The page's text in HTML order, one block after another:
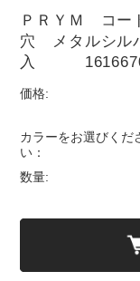
ＰＲＹＭ コー
穴 メタルシル
入 1616670
価格:
カラーをお選びくだ
い：
数量: